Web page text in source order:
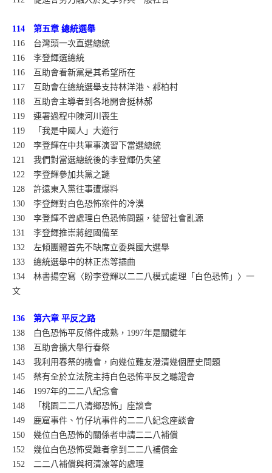
114 第五章 總統選舉
116 台灣頭一次直選總統
116 李登輝選總統
116 互助會看新黨是其希望所在
117 互助會在總統選舉支持林洋港、郝柏村
118 互助會主導者到各地開會挺林郝
119 連署過程中陳河川喪生
119 「我是中國人」大遊行
120 李登輝在中共軍事演習下當選總統
121 我們對當選總統後的李登輝仍失望
122 李登輝參加共黨之謎
128 許遠東入黨往事遭爆料
130 李登輝對白色恐怖案件的冷漠
130 李登輝不曾處理白色恐怖問題，徒留社會亂源
131 李登輝推崇蔣經國備至
132 左傾團體首先不缺席立委與國大選舉
133 總統選舉中的林正杰等插曲
134 林書揚空寫〈盼李登輝以二二八模式處理「白色恐怖」〉一
文
136 第六章 平反之路
138 白色恐怖平反條件成熟，1997年是關鍵年
138 互助會擴大舉行春祭
143 我利用春祭的機會，向幾位難友澄清幾個歷史問題
145 蔡有全於立法院主持白色恐怖平反之聽證會
146 1997年的二二八紀念會
148 「桃園二二八清鄉恐怖」座談會
149 鹿窟事件、竹仔坑事件的二二八紀念座談會
150 幾位白色恐怖的關係者申請二二八補償
152 幾位白色恐怖受難者拿到二二八補償金
152 二二八補償與柯清湶等的處理